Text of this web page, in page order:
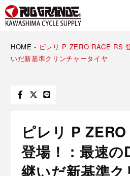
HOME - ピレリ P ZERO RACE RS
いだ新基準クリンチャータイヤ
ピレリ P
登場！：最速の
継いだ新基準